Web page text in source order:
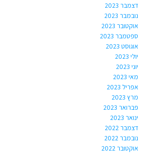
דצמבר 2023
נובמבר 2023
אוקטובר 2023
ספטמבר 2023
אוגוסט 2023
יולי 2023
יוני 2023
מאי 2023
אפריל 2023
מרץ 2023
פברואר 2023
ינואר 2023
דצמבר 2022
נובמבר 2022
אוקטובר 2022